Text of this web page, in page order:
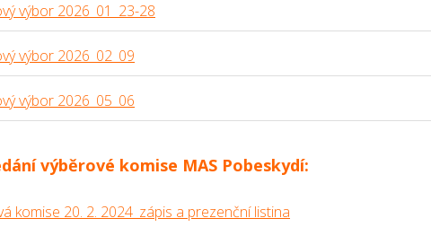
výbor 2026_01_23-28
výbor 2026_02_09
výbor 2026_05_06
výběrové komise MAS Pobeskydí:
komise 20. 2. 2024_zápis a prezenční listina